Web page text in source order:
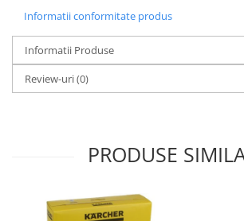
Gaming, Carti & Birotica
Birotica & Papetarie
Console, Jocuri & Accesorii
Ingrijire personala & Cosmetice
Aparate & Accesorii ingrijire
Aparate cosmetice
Articole Sanatate si Wellness
Informatii conformitate produs
Informatii Produse
Review-uri(0)
PRODUSE